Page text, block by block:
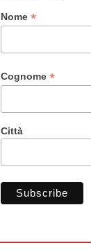
Nome *
Cognome *
Città